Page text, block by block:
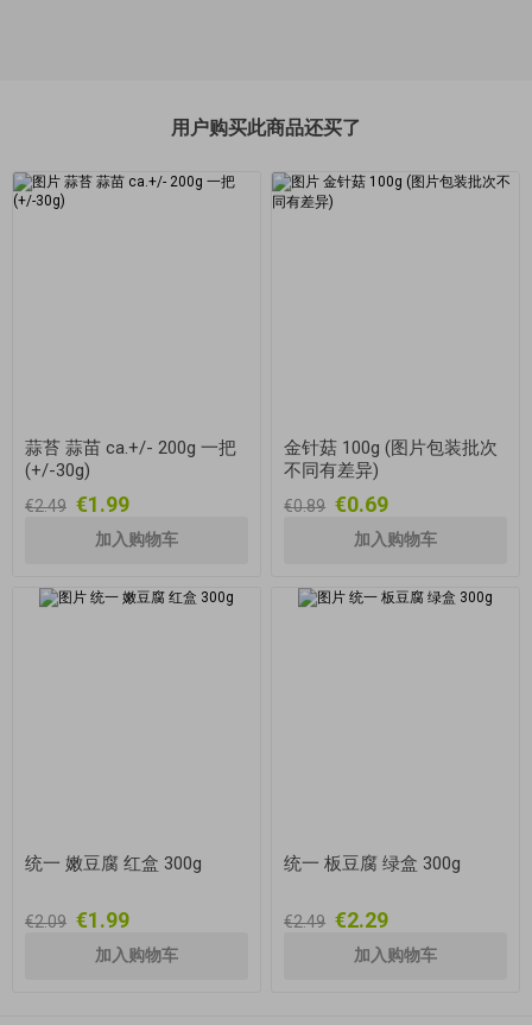
用户购买此商品还买了
蒜苔 蒜苗 ca.+/- 200g 一把
(+/-30g)
€2.49 €1.99
金针菇 100g (图片包装批次
不同有差异)
€0.89 €0.69
统一 嫩豆腐 红盒 300g
€2.09 €1.99
统一 板豆腐 绿盒 300g
€2.49 €2.29